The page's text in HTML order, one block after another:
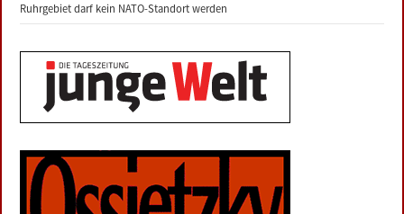
Ruhrgebiet darf kein NATO-Standort werden